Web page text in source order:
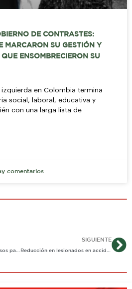
DE CONTRASTES:
MARCARON SU GESTIÓN Y
ENSOMBRECIERON SU
en Colombia termina
social, laboral, educativa y
con una larga lista de
comentarios
SIGUIENTE